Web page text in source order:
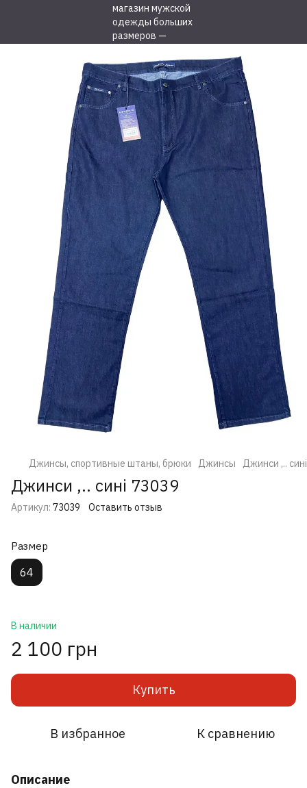
Джинсы, спортивные штаны, брюки Джинсы Джинси ,..
Джинси ,.. сині 73039
Артикул: 73039 Оставить отзыв
Размер
64
В наличии
2 100 грн
Купить
В избранное К сравнению
Описание